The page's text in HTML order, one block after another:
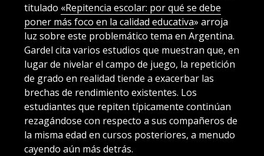
titulado «Repitencia escolar: por qué se debe
poner más foco en la calidad educativa» arroja
luz sobre este problemático tema en Argentina.
Gardel cita varios estudios que muestran que, en
lugar de nivelar el campo de juego, la repetición
de grado en realidad tiende a exacerbar las
brechas de rendimiento existentes. Los
estudiantes que repiten típicamente continúan
rezagándose con respecto a sus compañeros de
la misma edad en cursos posteriores, a menudo
cayendo aún más detrás.